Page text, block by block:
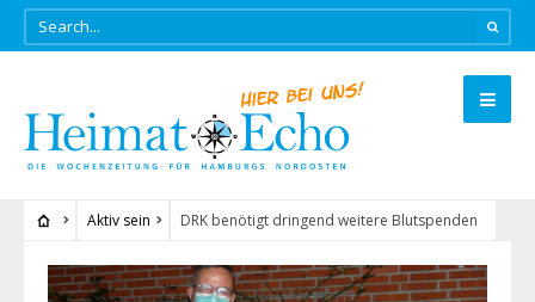
Aktiv sein DRK benötigt dringend weitere Blutspenden